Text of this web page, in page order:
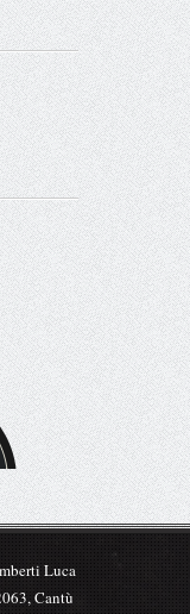
Luca
Cantù